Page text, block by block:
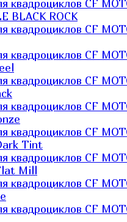
квадроциклов CF
BLACK ROCK
квадроциклов CF
квадроциклов CF
квадроциклов CF
квадроциклов CF
квадроциклов CF
Tint
квадроциклов CF
Mill
квадроциклов CF
квадроциклов CF